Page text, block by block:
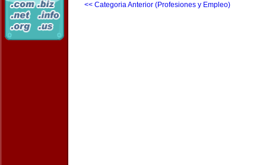
<< Categoria Anterior (Profesiones y Empleo)